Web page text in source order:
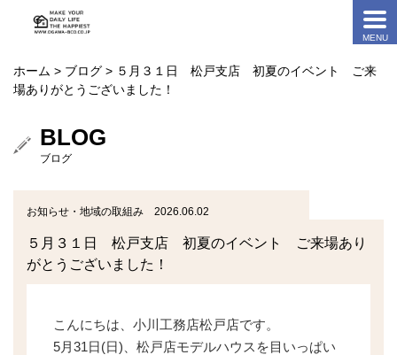
ホーム > ブログ > ５月３１日 松戸支店 初夏のイベント ご来
場ありがとうございました！
BLOG
ブログ
お知らせ・地域の取組み 2026.06.02
５月３１日 松戸支店 初夏のイベント ご来場あり
がとうございました！
こんにちは、小川工務店松戸店です。
5月31日(日)、松戸店モデルハウスを目いっぱい